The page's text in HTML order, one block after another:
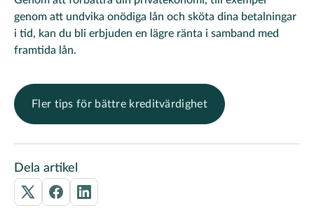
genom att undvika onödiga lån och sköta dina betalningar
i tid, kan du bli erbjuden en lägre ränta i samband med
framtida lån.
Fler tips för bättre kreditvärdighet
Dela artikel